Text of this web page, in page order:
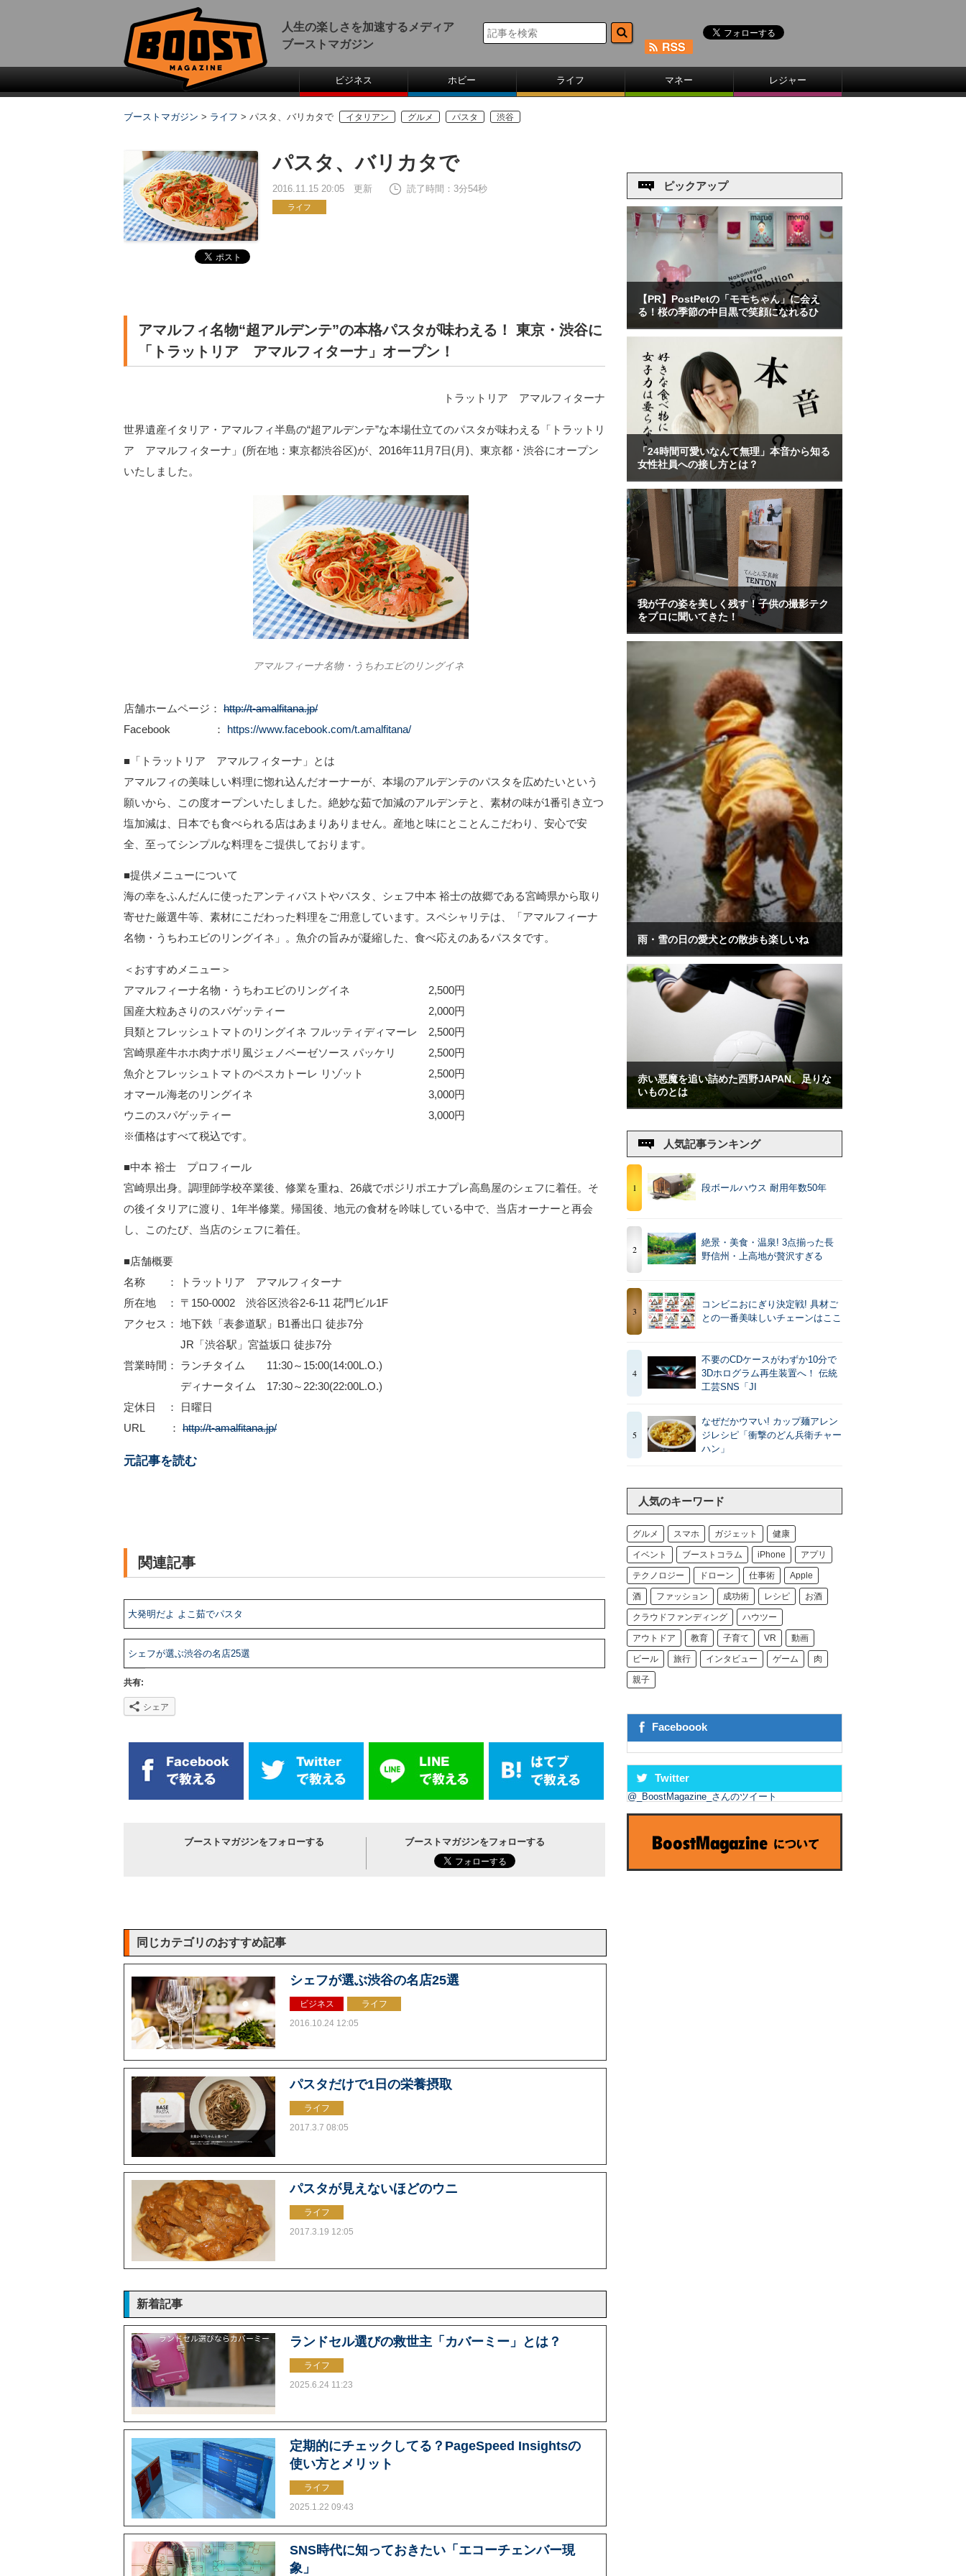
人生の楽しさを加速するメディア
ブーストマガジン
ビジネス ホビー ライフ マネー レジャー
ブーストマガジン > ライフ > パスタ、バリカタで イタリアン グルメ パスタ 渋谷
パスタ、バリカタで
2016.11.15 20:05 更新 読了時間：3分54秒
ライフ
アマルフィ名物“超アルデンテ”の本格パスタが味わえる！ 東京・渋谷に
「トラットリア アマルフィターナ」オープン！
トラットリア アマルフィターナ
世界遺産イタリア・アマルフィ半島の“超アルデンテ”な本場仕立てのパスタが味わえる「トラットリ
ア アマルフィターナ」(所在地：東京都渋谷区)が、2016年11月7日(月)、東京都・渋谷にオープン
いたしました。
アマルフィーナ名物・うちわエビのリングイネ
店舗ホームページ： http://t-amalfitana.jp/
Facebook ：
https://www.facebook.com/t.amalfitana/
■「トラットリア アマルフィターナ」とは
アマルフィの美味しい料理に惚れ込んだオーナーが、本場のアルデンテのパスタを広めたいという
願いから、この度オープンいたしました。絶妙な茹で加減のアルデンテと、素材の味が1番引き立つ
塩加減は、日本でも食べられる店はあまりありません。産地と味にとことんこだわり、安心で安
全、至ってシンプルな料理をご提供しております。
■提供メニューについて
海の幸をふんだんに使ったアンティパストやパスタ、シェフ中本 裕士の故郷である宮崎県から取り
寄せた厳選牛等、素材にこだわった料理をご用意しています。スペシャリテは、「アマルフィーナ
名物・うちわエビのリングイネ」。魚介の旨みが凝縮した、食べ応えのあるパスタです。
＜おすすめメニュー＞
アマルフィーナ名物・うちわエビのリングイネ 2,500円
国産大粒あさりのスパゲッティー 2,000円
貝類とフレッシュトマトのリングイネ フルッティディマーレ 2,500円
宮崎県産牛ホホ肉ナポリ風ジェノベーゼソース パッケリ 2,500円
魚介とフレッシュトマトのペスカトーレ リゾット 2,500円
オマール海老のリングイネ 3,000円
ウニのスパゲッティー 3,000円
※価格はすべて税込です。
■中本 裕士 プロフィール
宮崎県出身。調理師学校卒業後、修業を重ね、26歳でポジリポエナプレ高島屋のシェフに着任。そ
の後イタリアに渡り、1年半修業。帰国後、地元の食材を吟味している中で、当店オーナーと再会
し、このたび、当店のシェフに着任。
■店舗概要
名称 ： トラットリア アマルフィターナ
所在地 ： 〒150-0002 渋谷区渋谷2-6-11 花門ビル1F
アクセス： 地下鉄「表参道駅」B1番出口 徒歩7分
JR「渋谷駅」宮益坂口 徒歩7分
営業時間： ランチタイム 11:30～15:00(14:00L.O.)
ディナータイム 17:30～22:30(22:00L.O.)
定休日 ： 日曜日
URL ： http://t-amalfitana.jp/
元記事を読む
関連記事
大発明だよ よこ茹でパスタ
シェフが選ぶ渋谷の名店25選
共有:
シェア
ブーストマガジンをフォローする ブーストマガジンをフォローする
同じカテゴリのおすすめ記事
シェフが選ぶ渋谷の名店25選
ビジネス
ライフ
2016.10.24 12:05
パスタだけで1日の栄養摂取
ライフ
2017.3.7 08:05
パスタが見えないほどのウニ
ライフ
2017.3.19 12:05
新着記事
ランドセル選びの救世主「カバーミー」とは？
ライフ
2025.6.24 11:23
定期的にチェックしてる？PageSpeed Insightsの
使い方とメリット
ライフ
2025.1.22 09:43
SNS時代に知っておきたい「エコーチェンバー現
象」
ピックアップ
【PR】PostPetの「モモちゃん」に会え
る！桜の季節の中目黒で笑顔になれるひ
「24時間可愛いなんて無理」本音から知る
女性社員への接し方とは？
我が子の姿を美しく残す！子供の撮影テク
をプロに聞いてきた！
雨・雪の日の愛犬との散歩も楽しいね
赤い悪魔を追い詰めた西野JAPAN、足りな
いものとは
人気記事ランキング
1 段ボールハウス 耐用年数50年
2
絶景・美食・温泉! 3点揃った長
野信州・上高地が贅沢すぎる
3
コンビニおにぎり決定戦! 具材ご
との一番美味しいチェーンはここ
4
不要のCDケースがわずか10分で
3Dホログラム再生装置へ！ 伝統
工芸SNS「JI
5
なぜだかウマい! カップ麺アレン
ジレシピ「衝撃のどん兵衛チャー
ハン」
人気のキーワード
グルメ スマホ ガジェット 健康
イベント ブーストコラム iPhone アプリ
テクノロジー ドローン 仕事術 Apple
酒 ファッション 成功術 レシピ お酒
クラウドファンディング ハウツー
アウトドア 教育 子育て VR 動画
ビール 旅行 インタビュー ゲーム 肉
親子
Faceboook
Twitter
@_BoostMagazine_さんのツイート